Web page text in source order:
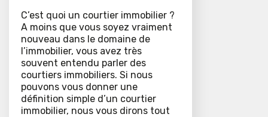
C’est quoi un courtier immobilier ?
A moins que vous soyez vraiment
nouveau dans le domaine de
l’immobilier, vous avez très
souvent entendu parler des
courtiers immobiliers. Si nous
pouvons vous donner une
définition simple d’un courtier
immobilier, nous vous dirons tout